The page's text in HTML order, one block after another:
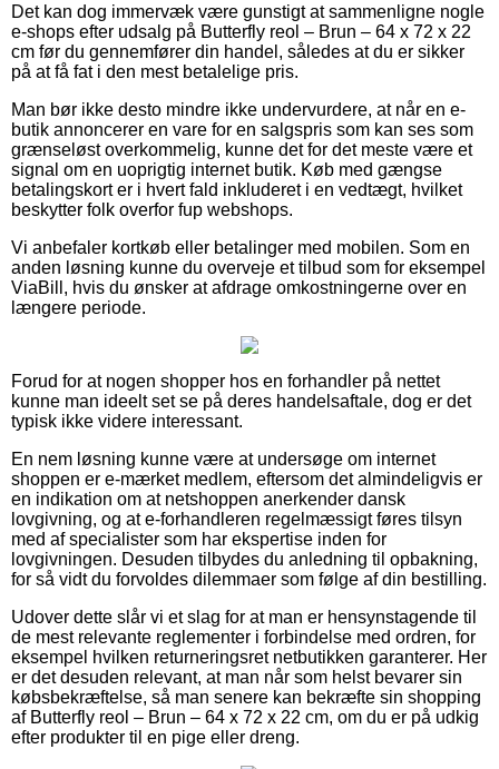
Det kan dog immervæk være gunstigt at sammenligne nogle
e-shops efter udsalg på Butterfly reol – Brun – 64 x 72 x 22
cm før du gennemfører din handel, således at du er sikker
på at få fat i den mest betalelige pris.
Man bør ikke desto mindre ikke undervurdere, at når en e-
butik annoncerer en vare for en salgspris som kan ses som
grænseløst overkommelig, kunne det for det meste være et
signal om en uoprigtig internet butik. Køb med gængse
betalingskort er i hvert fald inkluderet i en vedtægt, hvilket
beskytter folk overfor fup webshops.
Vi anbefaler kortkøb eller betalinger med mobilen. Som en
anden løsning kunne du overveje et tilbud som for eksempel
ViaBill, hvis du ønsker at afdrage omkostningerne over en
længere periode.
Forud for at nogen shopper hos en forhandler på nettet
kunne man ideelt set se på deres handelsaftale, dog er det
typisk ikke videre interessant.
En nem løsning kunne være at undersøge om internet
shoppen er e-mærket medlem, eftersom det almindeligvis er
en indikation om at netshoppen anerkender dansk
lovgivning, og at e-forhandleren regelmæssigt føres tilsyn
med af specialister som har ekspertise inden for
lovgivningen. Desuden tilbydes du anledning til opbakning,
for så vidt du forvoldes dilemmaer som følge af din bestilling.
Udover dette slår vi et slag for at man er hensynstagende til
de mest relevante reglementer i forbindelse med ordren, for
eksempel hvilken returneringsret netbutikken garanterer. Her
er det desuden relevant, at man når som helst bevarer sin
købsbekræftelse, så man senere kan bekræfte sin shopping
af Butterfly reol – Brun – 64 x 72 x 22 cm, om du er på udkig
efter produkter til en pige eller dreng.